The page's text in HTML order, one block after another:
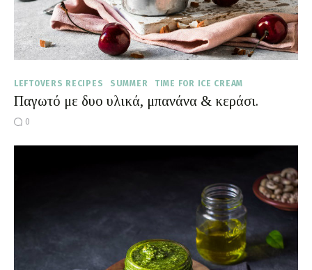
LEFTOVERS RECIPES SUMMER TIME FOR ICE CREAM
Παγωτό με δυο υλικά, μπανάνα & κεράσι.
0